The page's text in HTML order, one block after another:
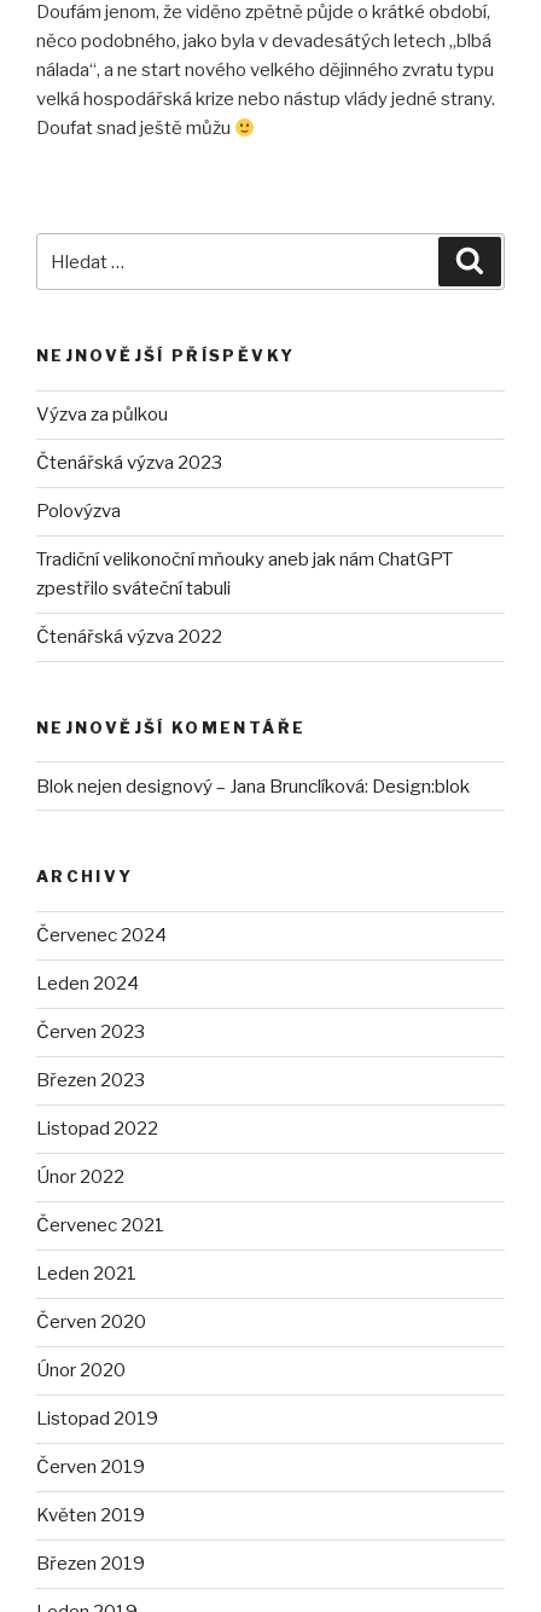
Doufám jenom, že viděno zpětně půjde o krátké období,
něco podobného, jako byla v devadesátých letech „blbá
nálada“, a ne start nového velkého dějinného zvratu typu
velká hospodářská krize nebo nástup vlády jedné strany.
Doufat snad ještě můžu
NEJNOVĚJŠÍ PŘÍSPĚVKY
Výzva za půlkou
Čtenářská výzva 2023
Polovýzva
Tradiční velikonoční mňouky aneb jak nám ChatGPT
zpestřilo sváteční tabuli
Čtenářská výzva 2022
NEJNOVĚJŠÍ KOMENTÁŘE
Blok nejen designový – Jana Brunclíková: Design:blok
ARCHIVY
Červenec 2024
Leden 2024
Červen 2023
Březen 2023
Listopad 2022
Únor 2022
Červenec 2021
Leden 2021
Červen 2020
Únor 2020
Listopad 2019
Červen 2019
Květen 2019
Březen 2019